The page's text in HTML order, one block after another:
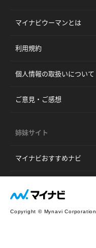
マイナビウーマンとは
利用規約
個人情報の取扱いについて
ご意見・ご感想
姉妹サイト
マイナビおすすめナビ
Copyright © Mynavi Corporation